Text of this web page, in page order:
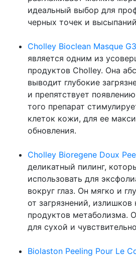
идеальный выбор для
черных точек и
Cholley Bioclean Masque G3
является одним из
продуктов Cholley. Она
выводит глубокие
и препятствует
того препарат
клеток кожи, для ее
обновления.
Cholley Bioregene Doux
деликатный пилинг,
использовать для
вокруг глаз. Он мягко и
от загрязнений,
продуктов метаболизма.
для сухой и
Biolaston Peeling Pour Le